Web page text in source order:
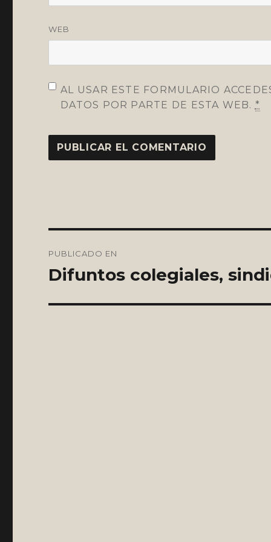
WEB
AL USAR ESTE FORMULARIO
DATOS POR PARTE DE ESTA WEB. *
de
PUBLICADO EN
Difuntos colegiales,